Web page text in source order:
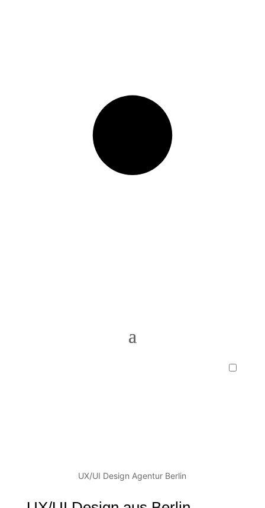
UX/UI Design Agentur Berlin